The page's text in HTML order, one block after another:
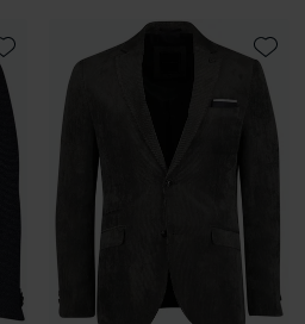
Toevoegen aan favorieten